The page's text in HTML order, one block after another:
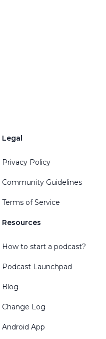
Legal
Privacy Policy
Community Guidelines
Terms of Service
Resources
How to start a podcast?
Podcast Launchpad
Blog
Change Log
Android App